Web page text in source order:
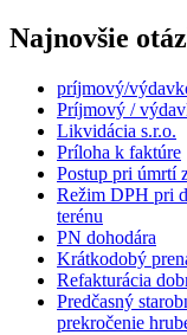
Najnovšie
príjmový/
Príjmový /
Likvidácia s.r.o.
Príloha k faktúre
Postup pri úmrtí
Režim DPH pri
terénu
PN dohodára
Krátkodobý
Refakturácia
Predčasný
prekročenie